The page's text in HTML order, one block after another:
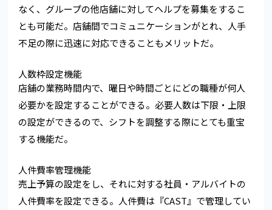
なく、グループの他店舗に対してヘルプを募集をするこ
とも可能だ。店舗間でコミュニケーションがとれ、人手
不足の際に迅速に対応できることもメリットだ。
人数枠設定機能
店舗の業務時間内で、曜日や時間ごとにどの職種が何人
必要かを設定することができる。必要人数は下限・上限
の設定ができるので、シフトを調整する際にとても重宝
する機能だ。
人件費率管理機能
売上予算の設定をし、それに対する社員・アルバイトの
人件費率を設定できる。人件費は『CAST』で管理してい